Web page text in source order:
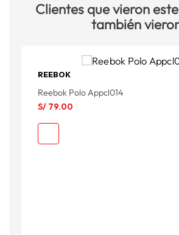
Clientes que vieron
también
REEBOK
Reebok Polo Appcl014
S/ 79.00